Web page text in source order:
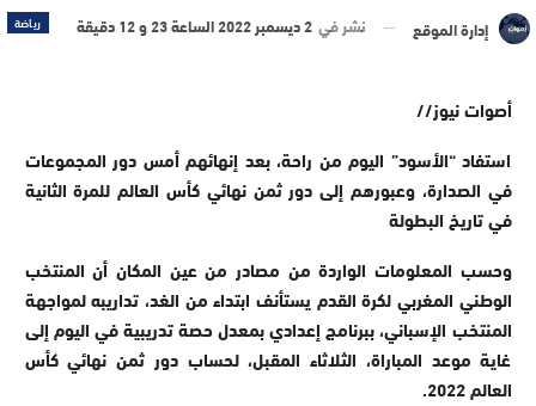
رياضة إدارة الموقع نشر في 2 ديسمبر 2022 الساعة 23 و 12 دقيقة
أصوات نيوز//
استفاد “الأسود” اليوم من راحة، بعد إنهائهم أمس دور المجموعات
في الصدارة، وعبورهم إلى دور ثمن نهائي كأس العالم للمرة الثانية
في تاريخ البطولة
وحسب المعلومات الواردة من مصادر من عين المكان أن المنتخب
الوطني المغربي لكرة القدم يستأنف ابتداء من الغد، تداريبه لمواجهة
المنتخب الإسباني، ببرنامج إعدادي بمعدل حصة تدريبية في اليوم إلى
غاية موعد المباراة، الثلاثاء المقبل، لحساب دور ثمن نهائي كأس
العالم 2022.